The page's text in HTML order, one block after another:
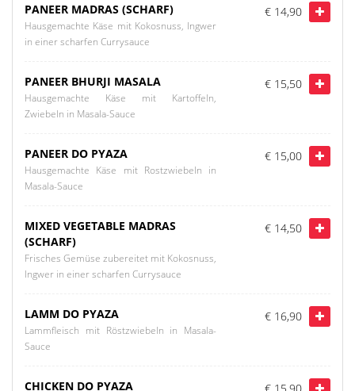
PANEER MADRAS (SCHARF)
Hausgemachte Käse mit Kokosnuss, Ingwer
in einer scharfen Currysauce
€ 14,90
PANEER BHURJI MASALA
Hausgemachte Käse mit Kartoffeln,
Zwiebeln in Masala-Sauce
€ 15,50
PANEER DO PYAZA
Hausgemachte Käse mit Rostzwiebeln in
Masala-Sauce
€ 15,00
MIXED VEGETABLE MADRAS
(SCHARF)
Frisches Gemüse zubereitet mit Kokosnuss,
Ingwer in einer scharfen Currysauce
€ 14,50
LAMM DO PYAZA
Lammfleisch mit Röstzwiebeln in Masala-
Sauce
€ 16,90
CHICKEN DO PYAZA